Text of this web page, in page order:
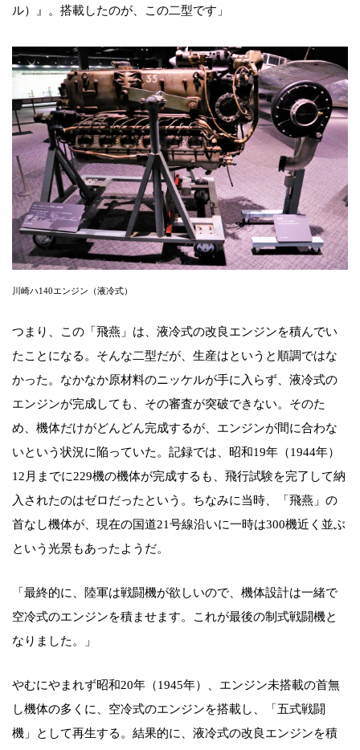
ル）』。搭載したのが、この二型です」
川崎ハ140エンジン（液冷式）
つまり、この「飛燕」は、液冷式の改良エンジンを積んでい
たことになる。そんな二型だが、生産はというと順調ではな
かった。なかなか原材料のニッケルが手に入らず、液冷式の
エンジンが完成しても、その審査が突破できない。そのた
め、機体だけがどんどん完成するが、エンジンが間に合わな
いという状況に陥っていた。記録では、昭和19年（1944年）
12月までに229機の機体が完成するも、飛行試験を完了して納
入されたのはゼロだったという。ちなみに当時、「飛燕」の
首なし機体が、現在の国道21号線沿いに一時は300機近く並ぶ
という光景もあったようだ。
「最終的に、陸軍は戦闘機が欲しいので、機体設計は一緒で
空冷式のエンジンを積ませます。これが最後の制式戦闘機と
なりました。」
やむにやまれず昭和20年（1945年）、エンジン未搭載の首無
し機体の多くに、空冷式のエンジンを搭載し、「五式戦闘
機」として再生する。結果的に、液冷式の改良エンジンを積